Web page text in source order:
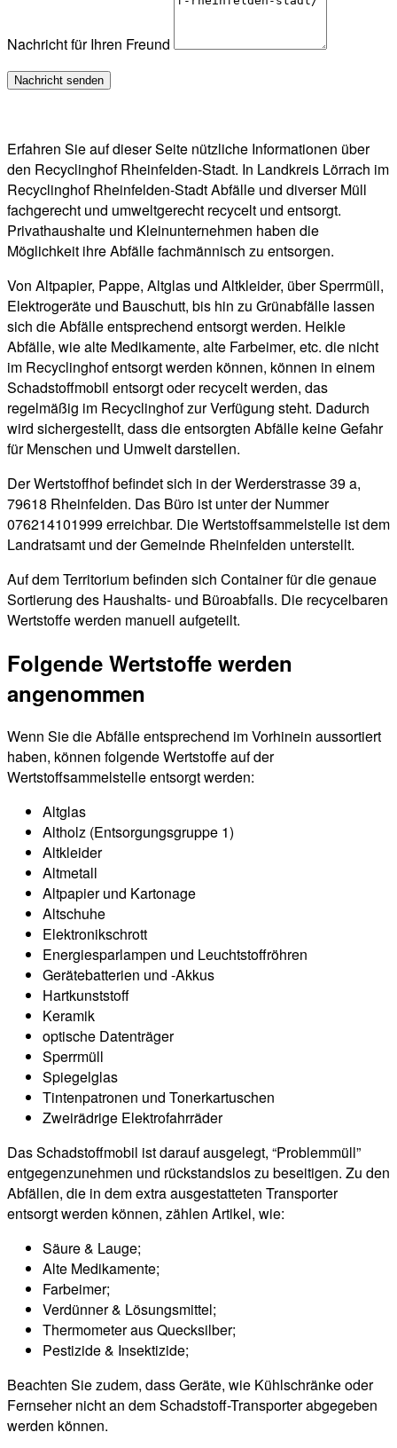
Nachricht für Ihren Freund
Erfahren Sie auf dieser Seite nützliche Informationen über
den Recyclinghof Rheinfelden-Stadt. In Landkreis Lörrach im
Recyclinghof Rheinfelden-Stadt Abfälle und diverser Müll
fachgerecht und umweltgerecht recycelt und entsorgt.
Privathaushalte und Kleinunternehmen haben die
Möglichkeit ihre Abfälle fachmännisch zu entsorgen.
Von Altpapier, Pappe, Altglas und Altkleider, über Sperrmüll,
Elektrogeräte und Bauschutt, bis hin zu Grünabfälle lassen
sich die Abfälle entsprechend entsorgt werden. Heikle
Abfälle, wie alte Medikamente, alte Farbeimer, etc. die nicht
im Recyclinghof entsorgt werden können, können in einem
Schadstoffmobil entsorgt oder recycelt werden, das
regelmäßig im Recyclinghof zur Verfügung steht. Dadurch
wird sichergestellt, dass die entsorgten Abfälle keine Gefahr
für Menschen und Umwelt darstellen.
Der Wertstoffhof befindet sich in der Werderstrasse 39 a,
79618 Rheinfelden. Das Büro ist unter der Nummer
076214101999 erreichbar. Die Wertstoffsammelstelle ist dem
Landratsamt und der Gemeinde Rheinfelden unterstellt.
Auf dem Territorium befinden sich Container für die genaue
Sortierung des Haushalts- und Büroabfalls. Die recycelbaren
Wertstoffe werden manuell aufgeteilt.
Folgende Wertstoffe werden
angenommen
Wenn Sie die Abfälle entsprechend im Vorhinein aussortiert
haben, können folgende Wertstoffe auf der
Wertstoffsammelstelle entsorgt werden:
Altglas
Altholz (Entsorgungsgruppe 1)
Altkleider
Altmetall
Altpapier und Kartonage
Altschuhe
Elektronikschrott
Energiesparlampen und Leuchtstoffröhren
Gerätebatterien und -Akkus
Hartkunststoff
Keramik
optische Datenträger
Sperrmüll
Spiegelglas
Tintenpatronen und Tonerkartuschen
Zweirädrige Elektrofahrräder
Das Schadstoffmobil ist darauf ausgelegt, “Problemmüll”
entgegenzunehmen und rückstandslos zu beseitigen. Zu den
Abfällen, die in dem extra ausgestatteten Transporter
entsorgt werden können, zählen Artikel, wie:
Säure & Lauge;
Alte Medikamente;
Farbeimer;
Verdünner & Lösungsmittel;
Thermometer aus Quecksilber;
Pestizide & Insektizide;
Beachten Sie zudem, dass Geräte, wie Kühlschränke oder
Fernseher nicht an dem Schadstoff-Transporter abgegeben
werden können.